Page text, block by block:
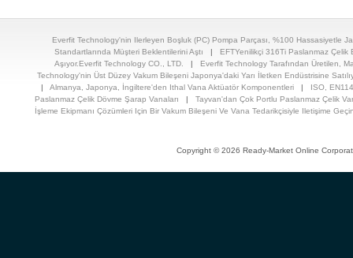
Everfit Technology'nin Ilerleyen Boşluk (PC) Pompa Parçası, %100 Hassasiyetle
Standartlarında Müşteri Beklentilerini Aştı | EFTYenilikçi 316Ti Paslanmaz Çelik
Aşıyor.Everfit Technology CO., LTD.
| Everfit Technology Tarafından Üretilen,
Technology'nin Üst Düzey Vakum Bileşeni Japonya'daki Yarı İletken Endüstrisine
|Almanya, Japonya, İngiltere'den Ithal Vana Aktüatör Komponentleri | ISO,
Paslanmaz Çelik Dövme Şarap Vanaları | Tayvan'dan Çok Portlu Paslanmaz Çelik
İşleme Ekipmanı Çözümleri Için Bir Vakum Bileşeni Ve Vana Tedarikçisiyle Iletişime
Copyright © 2026 Ready-Market Online